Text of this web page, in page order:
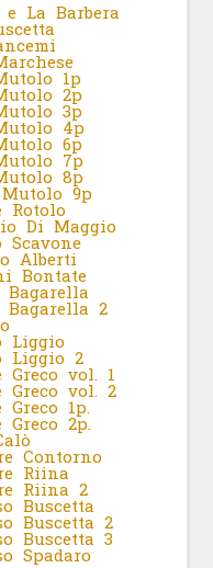
La Barbera
1p
2p
3p
4p
6p
7p
8p
9p
Rotolo
Di Maggio
Scavone
Alberti
Bontate
Bagarella
Bagarella 2
Liggio
Liggio 2
Greco vol. 1
Greco vol. 2
1p.
Greco 2p.
Contorno
Riina
Riina 2
Buscetta
Buscetta 2
Buscetta 3
Spadaro